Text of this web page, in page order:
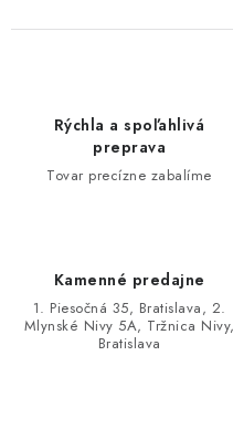
Rýchla a spoľahlivá
preprava
Tovar precízne zabalíme
Kamenné predajne
1. Piesočná 35, Bratislava, 2.
Mlynské Nivy 5A, Tržnica Nivy,
Bratislava